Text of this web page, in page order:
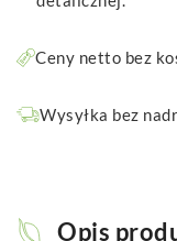
Ceny netto bez
Wysyłka bez
Opis